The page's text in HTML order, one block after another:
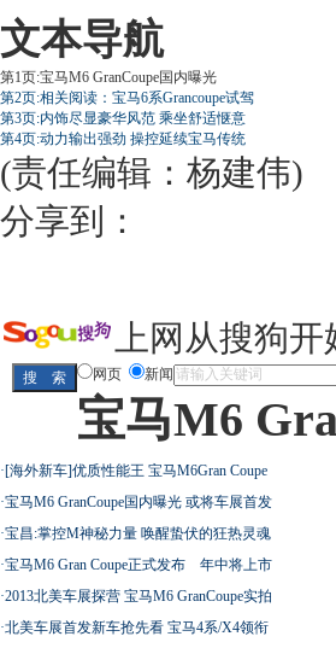
文本导航
第1页:宝马M6 GranCoupe国内曝光
第2页:相关阅读：宝马6系Grancoupe试驾
第3页:内饰尽显豪华风范 乘坐舒适惬意
第4页:动力输出强劲 操控延续宝马传统
(责任编辑：杨建伟)
分享到：
上网从搜狗开
网页 新闻
宝马M6
·[海外新车]优质性能王 宝马M6Gran Coupe
·宝马M6 GranCoupe国内曝光 或将车展首发
·宝昌:掌控M神秘力量 唤醒蛰伏的狂热灵魂
·宝马M6 Gran Coupe正式发布 年中将上市
·2013北美车展探营 宝马M6 GranCoupe实拍
·北美车展首发新车抢先看 宝马4系/X4领衔